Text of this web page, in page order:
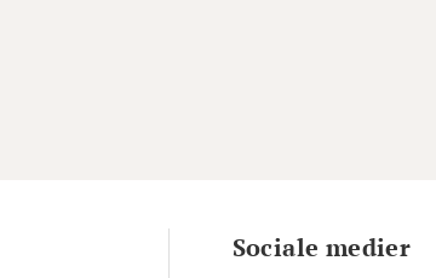
Sociale medier